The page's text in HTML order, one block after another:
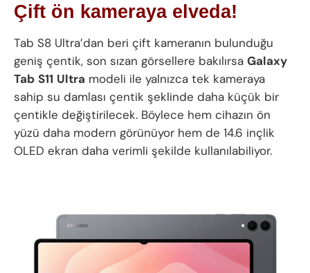
Çift ön kameraya elveda!
Tab S8 Ultra’dan beri çift kameranın bulunduğu
geniş çentik, son sızan görsellere bakılırsa Galaxy
Tab S11 Ultra modeli ile yalnızca tek kameraya
sahip su damlası çentik şeklinde daha küçük bir
çentikle değiştirilecek. Böylece hem cihazın ön
yüzü daha modern görünüyor hem de 14.6 inçlik
OLED ekran daha verimli şekilde kullanılabiliyor.